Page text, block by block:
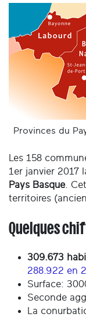
Provinces du
Les 158
1er janvier 2017
Pays Basque.
territoires
Quelques
309.673
288.922 en
Surface:
Seconde
La